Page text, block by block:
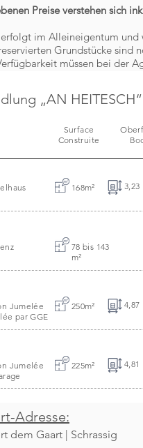
Preise verstehen sich
erfolgt im Alleineigentum
Grundstücke sind
müssen bei der
„AN
Surface
Construite
168m² 3,23
78 bis 143
m²
Jumelée
par GGE
250m² 4,87
Jumelée
225m² 4,81
Adresse:
dem Gaart | Schrassig